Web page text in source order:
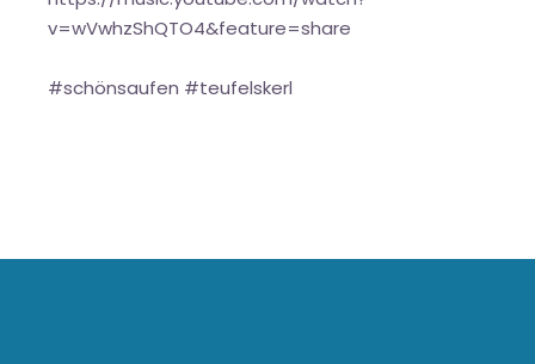
v=wVwhzShQTO4&feature=share
#schönsaufen #teufelskerl